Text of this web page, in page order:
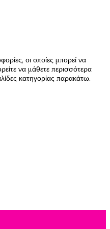
οι οποίες μπορεί να
να μάθετε περισσότερα
κατηγορίας παρακάτω.